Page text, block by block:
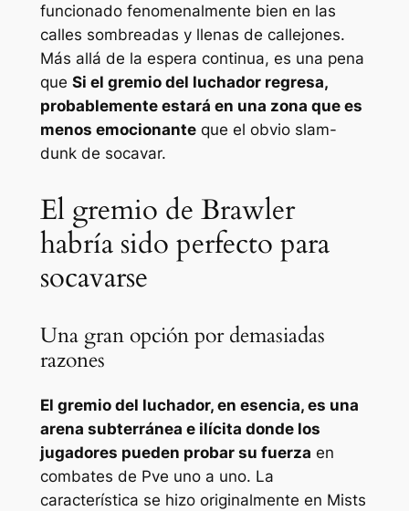
funcionado fenomenalmente bien en las
calles sombreadas y llenas de callejones.
Más allá de la espera continua, es una pena
que Si el gremio del luchador regresa,
probablemente estará en una zona que es
menos emocionanteque el obvio slam-
dunk de socavar.
El gremio de Brawler
habría sido perfecto para
socavarse
Una gran opción por demasiadas
razones
El gremio del luchador, en esencia, es una
arena subterránea e ilícita donde los
jugadores pueden probar su fuerza en
combates de Pve uno a uno. La
característica se hizo originalmente en Mists